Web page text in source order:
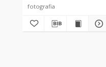
fotografia